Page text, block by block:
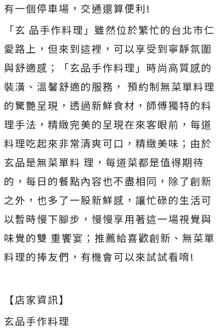
有一個停車場，交通還算便利!
「玄 品手作料理」雖然位於繁忙的台北市仁
愛路上，但來到這裡，可以享受到寧靜氛圍
與舒適感；「玄品手作料理」時尚高質感的
裝潢、溫馨舒適的服務， 預約制無菜單料理
的驚艷呈現，透過新鮮食材，師傅獨特的料
理手法，精緻完美的呈現在來客眼前，每道
料理吃起來非常清爽可口，精緻美味；由於
玄品是無菜單料 理，每道菜都是值得期待
的，每日的餐點內容也不盡相同，除了創新
之外，也多了一股新鮮感，讓忙碌的生活可
以暫時慢下腳步，慢慢享用著這一場視覺與
味覺的雙 重饗宴；推薦給喜歡創新、無菜單
料理的捧友們，有機會可以來試試看唷!
【店家資訊】
玄品手作料理